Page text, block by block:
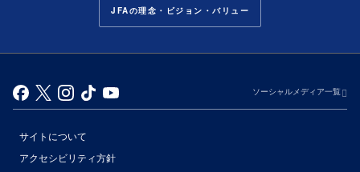
JFAの理念・ビジョン・バリュー
ソーシャルメディア一覧
サイトについて
アクセシビリティ方針